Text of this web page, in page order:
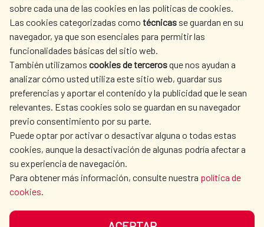
sobre cada una de las cookies en las políticas de cookies.
Las cookies categorizadas como técnicas se guardan en su
navegador, ya que son esenciales para permitir las
funcionalidades básicas del sitio web.
También utilizamos cookies de tercerosque nos ayudan a
analizar cómo usted utiliza este sitio web, guardar sus
preferencias y aportar el contenido y la publicidad que le sean
relevantes. Estas cookies solo se guardan en su navegador
previo consentimiento por su parte.
Puede optar por activar o desactivar alguna o todas estas
cookies, aunque la desactivación de algunas podría afectar a
su experiencia de navegación.
Para obtener más información, consulte nuestra política de
cookies.
AECID
WHERE DO WE COOPERATE?
SPANISH HUMANITARIAN
ACTION
PRESS ROOM
CULTURE AND SCIENCE LIBRARY
OUR SOCIAL MEDIA